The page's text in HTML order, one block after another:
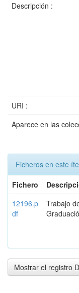
Descripción :
URI :
Aparece en las
Ficheros en este
Fichero
12196.p
df
Trabajo
Mostrar el registro